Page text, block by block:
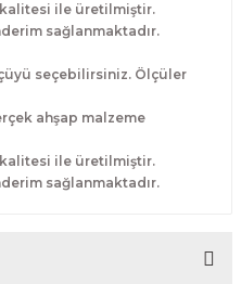
ile üretilmiştir.
sağlanmaktadır.
seçebilirsiniz. Ölçüler
ahşap malzeme
ile üretilmiştir.
sağlanmaktadır.